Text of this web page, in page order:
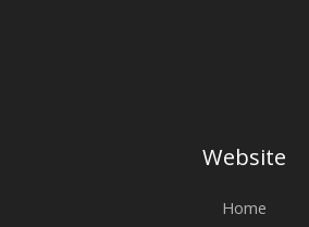
Website
Home